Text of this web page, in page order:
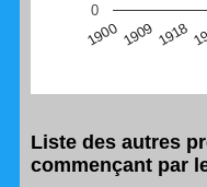
1900 1909 1918
0
navigateur Safari en ce
Liste des autres
commençant par